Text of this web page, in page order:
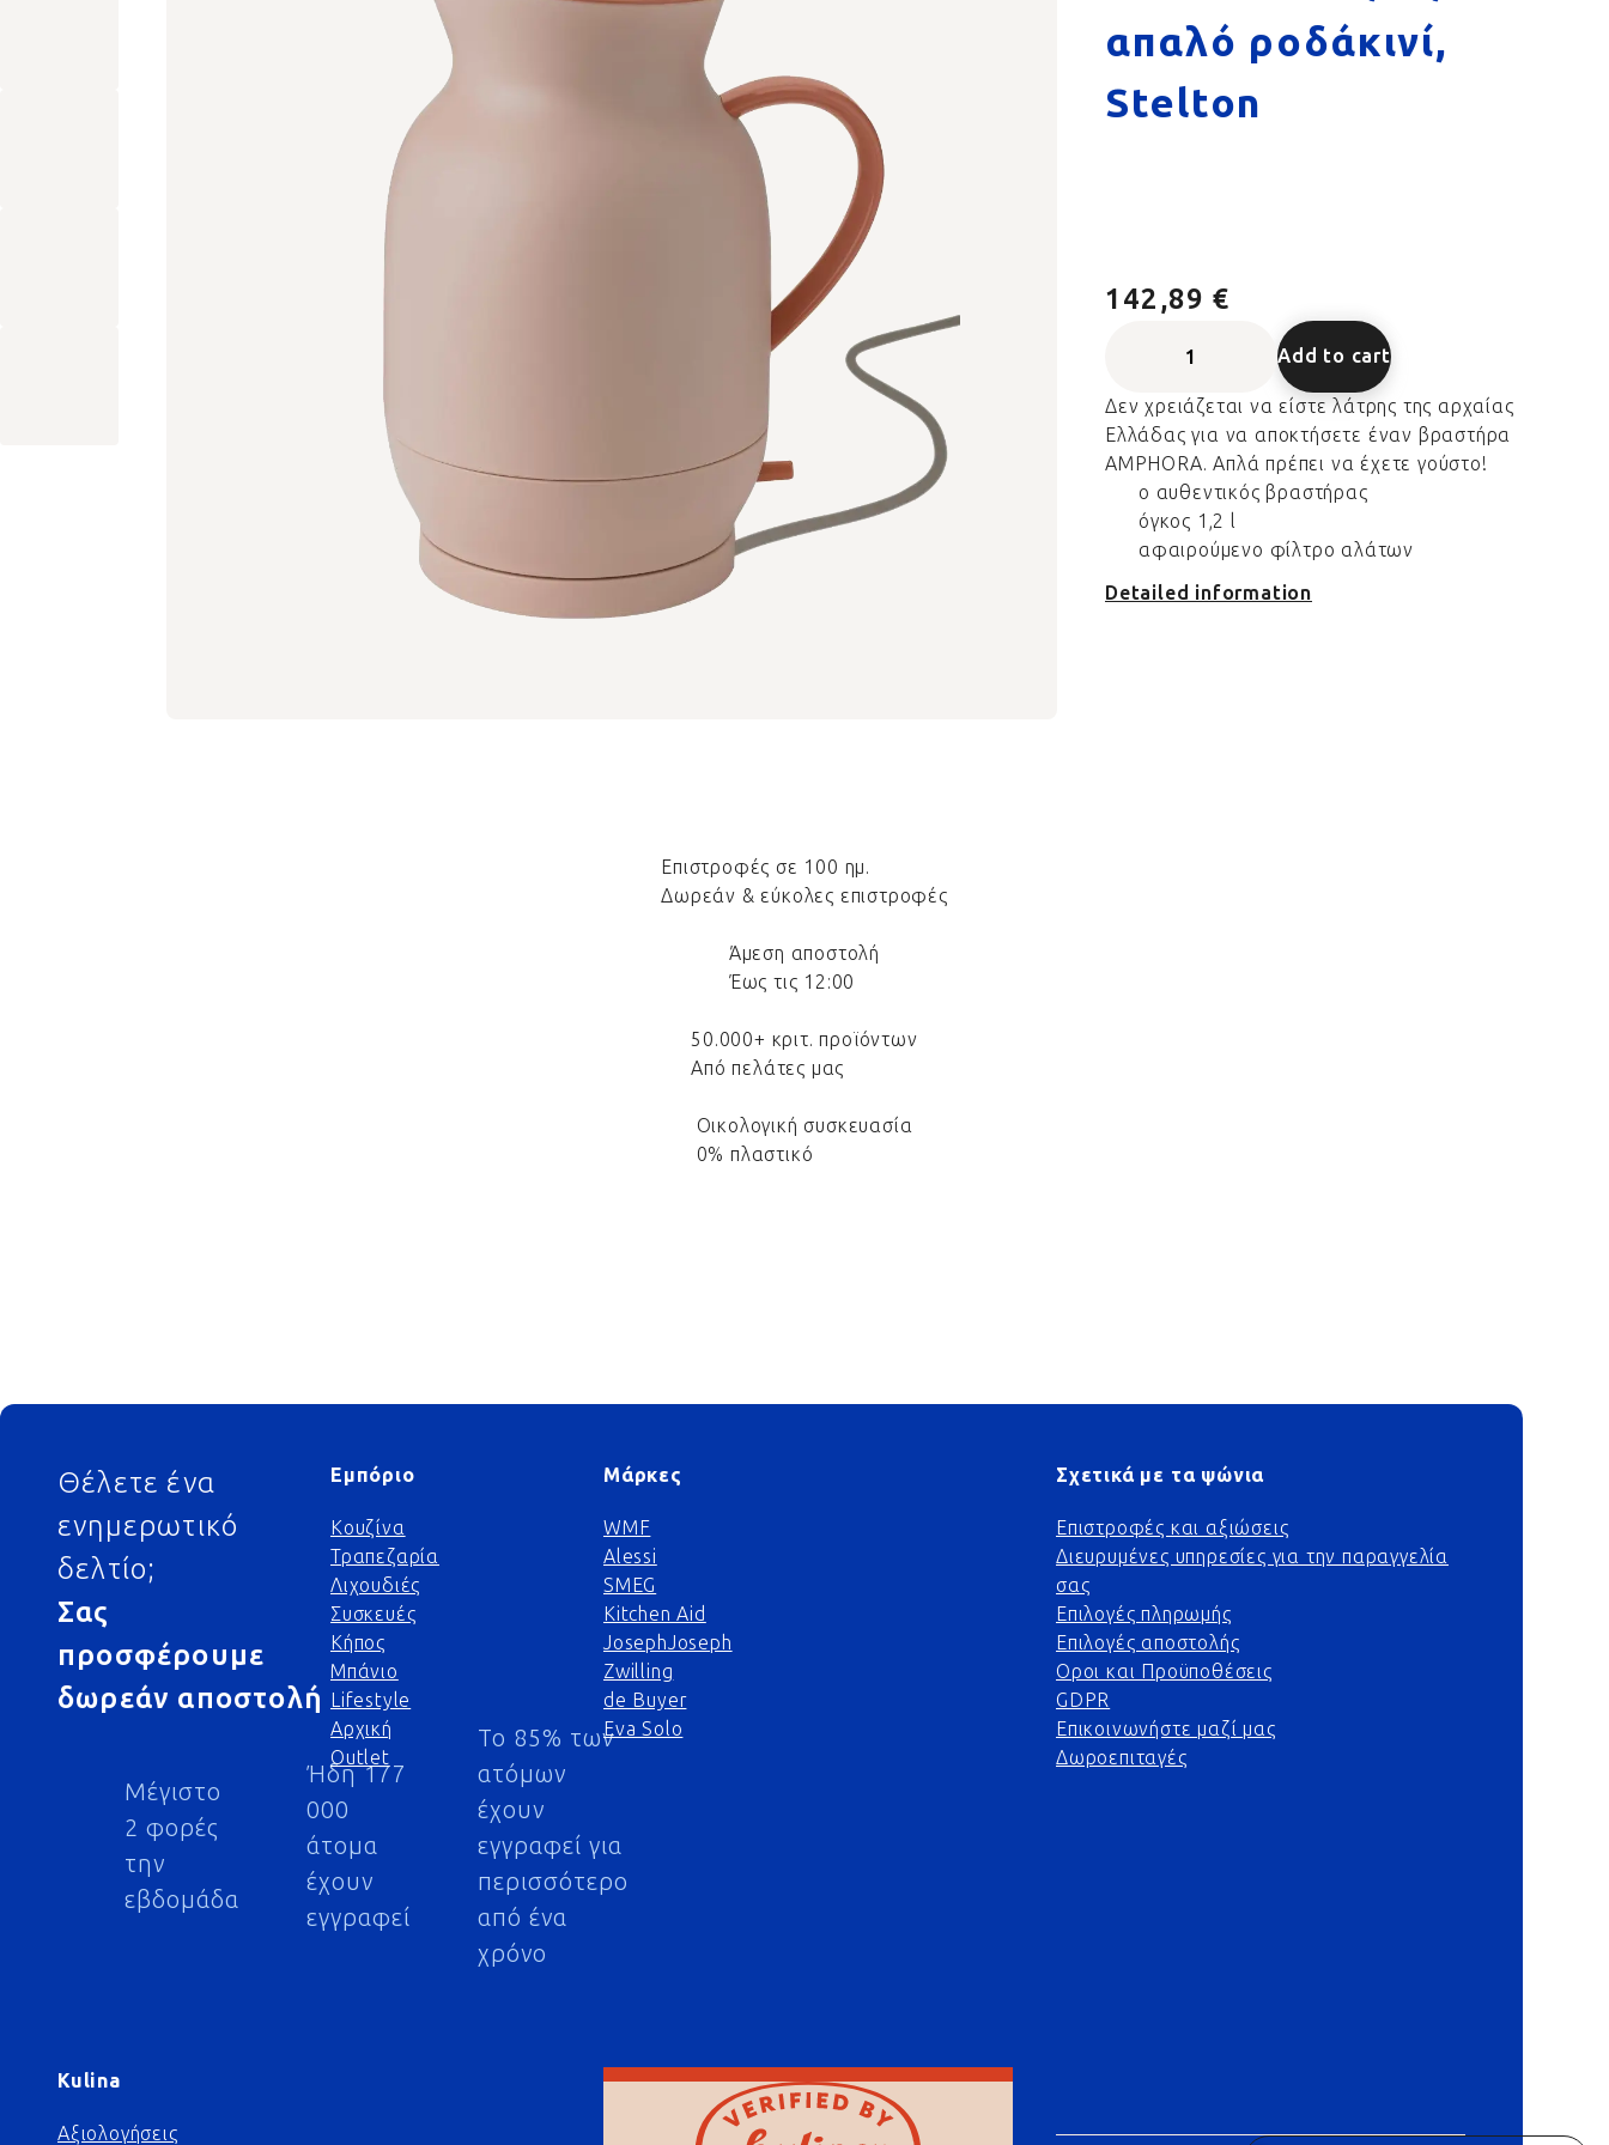
απαλό ροδάκινί,
Stelton
142,89 €
Add to cart
Δεν χρειάζεται να είστε λάτρης της αρχαίας
Ελλάδας για να αποκτήσετε έναν βραστήρα
AMPHORA. Απλά πρέπει να έχετε γούστο!
ο αυθεντικός βραστήρας
όγκος 1,2 l
αφαιρούμενο φίλτρο αλάτων
Detailed information
Επιστροφές σε 100 ημ.
Δωρεάν & εύκολες επιστροφές
Άμεση αποστολή
Έως τις 12:00
50.000+ κριτ. προϊόντων
Από πελάτες μας
Οικολογική συσκευασία
0% πλαστικό
Footer
Θέλετε ένα
ενημερωτικό
δελτίο;
Σας
προσφέρουμε
δωρεάν αποστολή
Μέγιστο
2 φορές
την
εβδομάδα
Ήδη 177
000
άτομα
έχουν
εγγραφεί
Το 85% των
ατόμων
έχουν
εγγραφεί για
περισσότερο
από ένα
χρόνο
Εμπόριο
Κουζίνα
Τραπεζαρία
Λιχουδιές
Συσκευές
Κήπος
Μπάνιο
Lifestyle
Αρχική
Outlet
Μάρκες
WMF
Alessi
SMEG
Kitchen Aid
JosephJoseph
Zwilling
de Buyer
Eva Solo
Σχετικά με τα ψώνια
Επιστροφές και αξιώσεις
Διευρυμένες υπηρεσίες για την παραγγελία
σας
Επιλογές πληρωμής
Επιλογές αποστολής
Οροι και Προϋποθέσεις
GDPR
Επικοινωνήστε μαζί μας
Δωροεπιταγές
Kulina
Αξιολογήσεις